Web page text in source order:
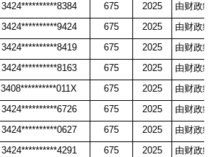
3424**********8384 675 2025
由财政统
3424**********9424 675 2025
由财政统
3424**********8419 675 2025
由财政统
3424**********8163 675 2025
由财政统
3408**********011X 675 2025
由财政统
3424**********6726 675 2025
由财政统
3424**********0627 675 2025
由财政统
3424**********4291 675 2025
由财政统